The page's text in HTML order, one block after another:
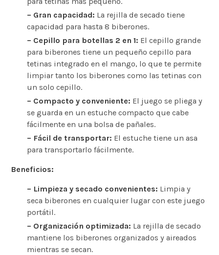
– Gran capacidad: La rejilla de secado tiene
capacidad para hasta 8 biberones.
– Cepillo para botellas 2 en 1: El cepillo grande
para biberones tiene un pequeño cepillo para
tetinas integrado en el mango, lo que te permite
limpiar tanto los biberones como las tetinas con
un solo cepillo.
– Compacto y conveniente: El juego se pliega y
se guarda en un estuche compacto que cabe
fácilmente en una bolsa de pañales.
– Fácil de transportar: El estuche tiene un asa
para transportarlo fácilmente.
Beneficios:
– Limpieza y secado convenientes: Limpia y
seca biberones en cualquier lugar con este juego
portátil.
– Organización optimizada: La rejilla de secado
mantiene los biberones organizados y aireados
mientras se secan.